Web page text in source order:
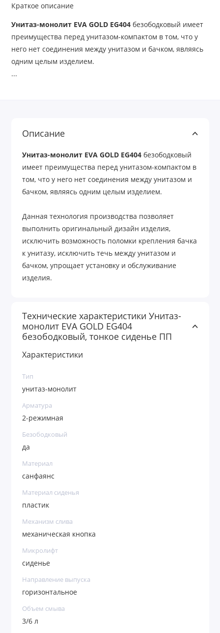
Краткое описание
Унитаз-монолит EVA GOLD EG404 безободковый имеет
преимущества перед унитазом-компактом в том, что у
него нет соединения между унитазом и бачком, являясь
одним целым изделием.
...
Описание
Унитаз-монолит EVA GOLD EG404 безободковый
имеет преимущества перед унитазом-компактом в
том, что у него нет соединения между унитазом и
бачком, являясь одним целым изделием.
Данная технология производства позволяет
выполнить оригинальный дизайн изделия,
исключить возможность поломки крепления бачка
к унитазу, исключить течь между унитазом и
бачком, упрощает установку и обслуживание
изделия.
Технические характеристики Унитаз-
монолит EVA GOLD EG404
безободковый, тонкое сиденье ПП
Характеристики
Тип
унитаз-монолит
Арматура
2-режимная
Безободковый
да
Материал
санфаянс
Материал сиденья
пластик
Механизм слива
механическая кнопка
Микролифт
сиденье
Направление выпуска
горизонтальное
Объем смыва
3/6 л